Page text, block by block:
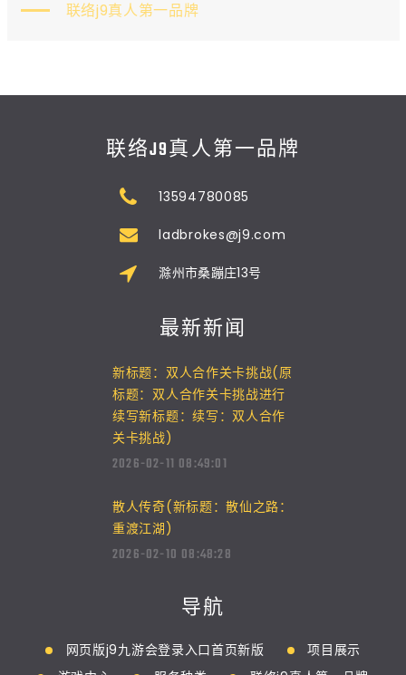
联络j9真人第一品牌
联络J9真人第一品牌
13594780085
ladbrokes@j9.com
滁州市桑蹦庄13号
最新新闻
新标题：双人合作关卡挑战(原
标题：双人合作关卡挑战进行
续写新标题：续写：双人合作
关卡挑战)
2026-02-11 08:49:01
散人传奇(新标题：散仙之路：
重渡江湖)
2026-02-10 08:48:28
导航
网页版j9九游会登录入口首页新版
项目展示